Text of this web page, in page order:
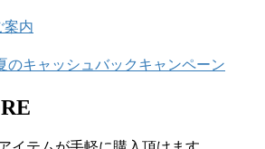
案内
のキャッシュバックキャンペーン